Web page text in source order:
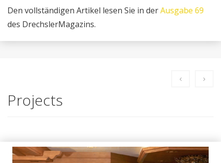
Den vollständigen Artikel lesen Sie in derAusgabe 69
des DrechslerMagazins.
Projects